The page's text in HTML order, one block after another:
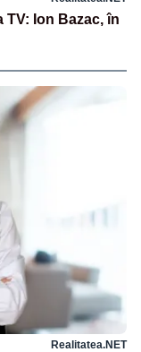
TV: Ion Bazac, în
Realitatea.NET